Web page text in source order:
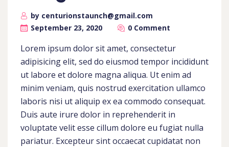
by centurionstaunch@gmail.com
September 23, 2020
0 Comment
Lorem ipsum dolor sit amet, consectetur
adipisicing elit, sed do eiusmod tempor incididunt
ut labore et dolore magna aliqua. Ut enim ad
minim veniam, quis nostrud exercitation ullamco
laboris nisi ut aliquip ex ea commodo consequat.
Duis aute irure dolor in reprehenderit in
voluptate velit esse cillum dolore eu fugiat nulla
pariatur. Excepteur sint occaecat cupidatat non